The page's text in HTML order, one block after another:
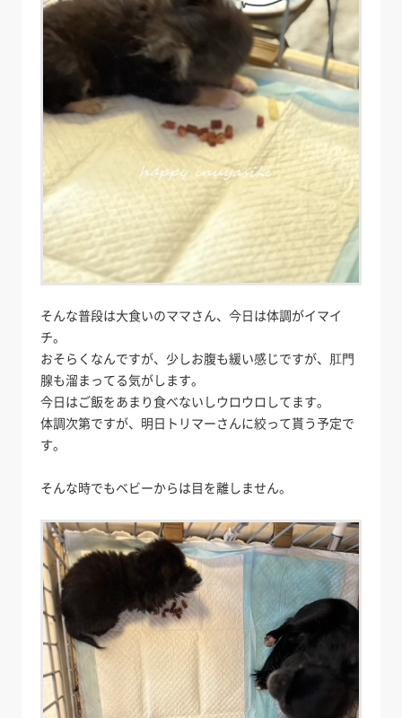
そんな普段は大食いのママさん、今日は体調がイマイ
チ。
おそらくなんですが、少しお腹も緩い感じですが、肛門
腺も溜まってる気がします。
今日はご飯をあまり食べないしウロウロしてます。
体調次第ですが、明日トリマーさんに絞って貰う予定で
す。
そんな時でもベビーからは目を離しません。